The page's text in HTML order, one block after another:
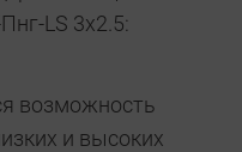
LS 3х2.5:
возможность
и высоких